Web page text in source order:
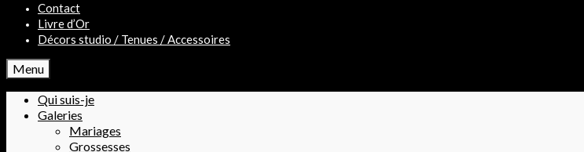
Contact
Livre d’Or
Décors studio / Tenues / Accessoires
Menu
Qui suis-je
Galeries
Mariages
Grossesses